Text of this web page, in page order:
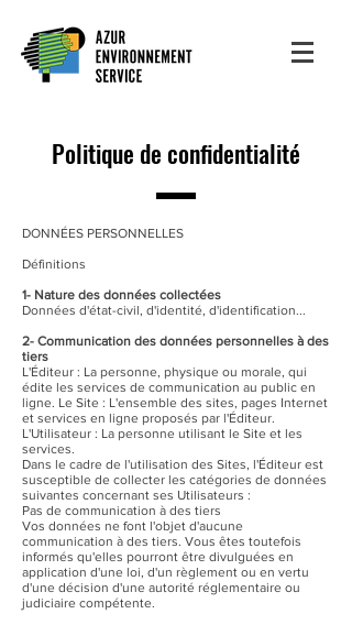
Politique de confidentialité
DONNÉES PERSONNELLES
Définitions
1- Nature des données collectées
Données d'état-civil, d'identité, d'identification...
2- Communication des données personnelles à des
tiers
L'Éditeur : La personne, physique ou morale, qui
édite les services de communication au public en
ligne. Le Site : L'ensemble des sites, pages Internet
et services en ligne proposés par l'Éditeur.
L'Utilisateur : La personne utilisant le Site et les
services.
Dans le cadre de l'utilisation des Sites, l'Éditeur est
susceptible de collecter les catégories de données
suivantes concernant ses Utilisateurs :
Pas de communication à des tiers
Vos données ne font l'objet d'aucune
communication à des tiers. Vous êtes toutefois
informés qu'elles pourront être divulguées en
application d'une loi, d'un règlement ou en vertu
d'une décision d'une autorité réglementaire ou
judiciaire compétente.